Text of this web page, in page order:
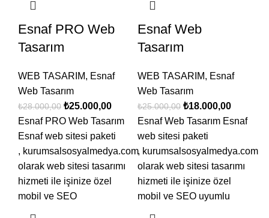
Esnaf PRO Web
Tasarım
WEB TASARIM, Esnaf
Web Tasarım
₺28.000,00 ₺25.000,00
Esnaf PRO Web Tasarım
Esnaf web sitesi paketi
, kurumsalsosyalmedya.com
olarak web sitesi tasarımı
hizmeti ile işinize özel
mobil ve SEO
Esnaf Web
Tasarım
WEB TASARIM, Esnaf
Web Tasarım
₺25.000,00 ₺18.000,00
Esnaf Web Tasarım Esnaf
web sitesi paketi
, kurumsalsosyalmedya.com
olarak web sitesi tasarımı
hizmeti ile işinize özel
mobil ve SEO uyumlu